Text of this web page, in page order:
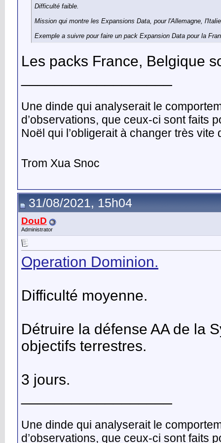
Difficulté faible.
Mission qui montre les Expansions Data, pour l'Allemagne,
Exemple a suivre pour faire un pack Expansion Data pour la
Les packs France, Belgique
Une dinde qui analyserait le
d’observations, que ceux-ci sont faits
Noël qui l’obligerait à changer très
Trom Xua Snoc
31/08/2021, 15h04
DouD
Administrator
Operation Dominion.
Difficulté moyenne.
Détruire la défense AA de la
objectifs terrestres.
3 jours.
Une dinde qui analyserait le
d’observations, que ceux-ci sont faits